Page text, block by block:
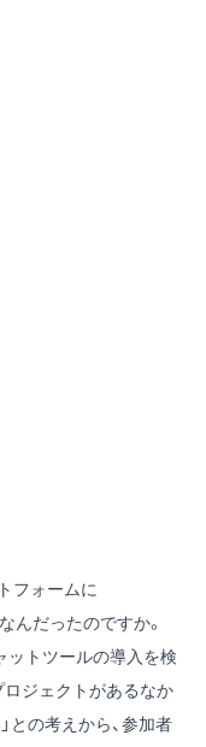
フォームに
だったのですか。
ットツールの導入を検
ロジェクトがあるなか
との考えから、参加者